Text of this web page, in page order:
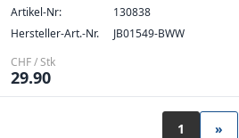
Artikel-Nr:
130838
Hersteller-Art.-Nr.
JB01549-BWW
CHF / Stk
29.90
1 »